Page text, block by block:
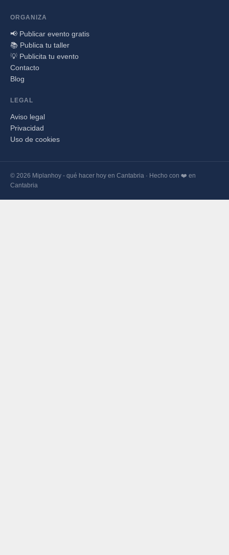
ORGANIZA
📢 Publicar evento gratis
📚 Publica tu taller
💡 Publicita tu evento
Contacto
Blog
LEGAL
Aviso legal
Privacidad
Uso de cookies
© 2026 Miplanhoy - qué hacer hoy en Cantabria · Hecho con ❤️ en
Cantabria